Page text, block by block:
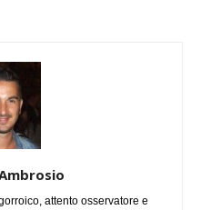
attento osservatore e